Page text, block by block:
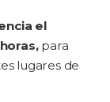
el
para
lugares de